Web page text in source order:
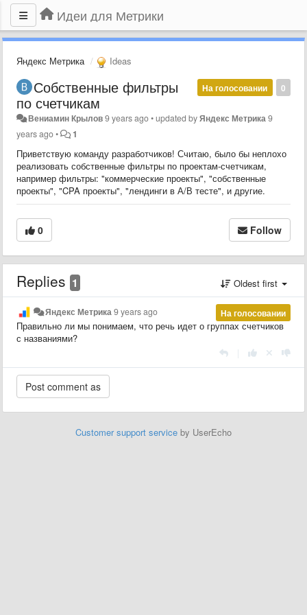
Идеи для Метрики
Яндекс Метрика Ideas
0
На голосовании
Собственные фильтры
по счетчикам
Вениамин Крылов9 years ago•updated byЯндекс Метрика 9
years ago• 1
Приветствую команду разработчиков! Считаю, было бы неплохо
реализовать собственные фильтры по проектам-счетчикам,
например фильтры: "коммерческие проекты", "собственные
проекты", "CPA проекты", "лендинги в А/В тесте", и другие.
0 Follow
Replies 1 Oldest first
На голосовании
Яндекс Метрика 9 years ago
Правильно ли мы понимаем, что речь идет о группах счетчиков
с названиями?
Customer support service by UserEcho